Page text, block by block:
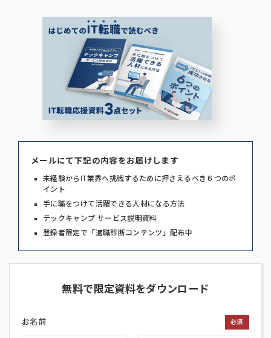
メールにて下記の内容をお届けします
未経験からIT業界へ挑戦するために押さえるべき６つのポ
イント
手に職をつけて活躍できる人材になる方法
テックキャンプ サービス説明資料
登録者限定で「適職診断コンテンツ」配布中
無料で限定資料をダウンロード
お名前 必須